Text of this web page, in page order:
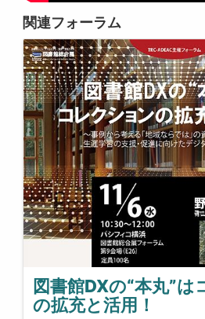
関連フォーラム
図書館DXの“本丸”は
の拡充と活用！